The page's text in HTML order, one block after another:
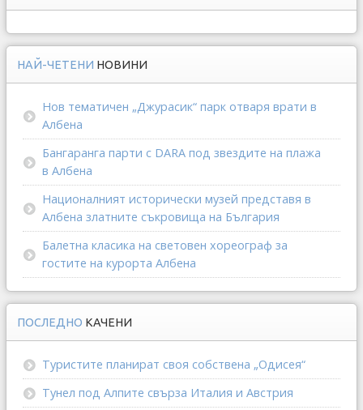
НАЙ-ЧЕТЕНИ НОВИНИ
Нов тематичен „Джурасик“ парк отваря врати в
Албена
Бангаранга парти с DARA под звездите на плажа
в Албена
Националният исторически музей представя в
Албена златните съкровища на България
Балетна класика на световен хореограф за
гостите на курорта Албена
ПОСЛЕДНО КАЧЕНИ
Туристите планират своя собствена „Одисея“
Тунел под Алпите свърза Италия и Австрия